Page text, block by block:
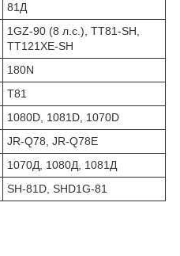
81Д
1GZ-90 (8 л.с.), TT81-SH,
TT121XE-SH
180N
Т81
1080D, 1081D, 1070D
JR-Q78, JR-Q78E
1070Д, 1080Д, 1081Д
SH-81D, SHD1G-81